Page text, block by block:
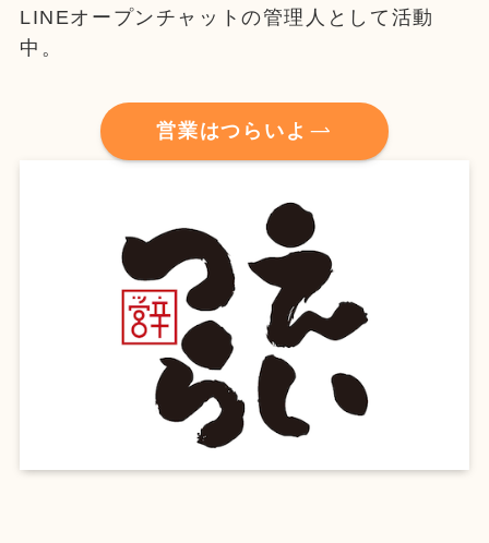
LINEオープンチャットの管理人として活動
中。
営業はつらいよ